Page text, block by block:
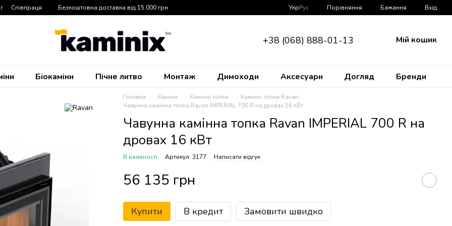
Співпраця
Безкоштовна доставка від 15 000 грн УкрРус Порівняння Бажання Вхід
+38 (068) 888-01-13 Мій кошик
Біокаміни Пічне литво Монтаж Димоходи Аксесуари Догляд Бренди
Головна Каміни Камінні топки
Камінні топки Ravan
Чавунна камінна топка Ravan IMPERIAL 700 R на дровах 16 кВт
Чавунна камінна топка Ravan IMPERIAL 700 R на
дровах 16 кВт
В наявності Артикул: 3177 Написати відгук
56 135 грн
Купити В кредит Замовити швидко